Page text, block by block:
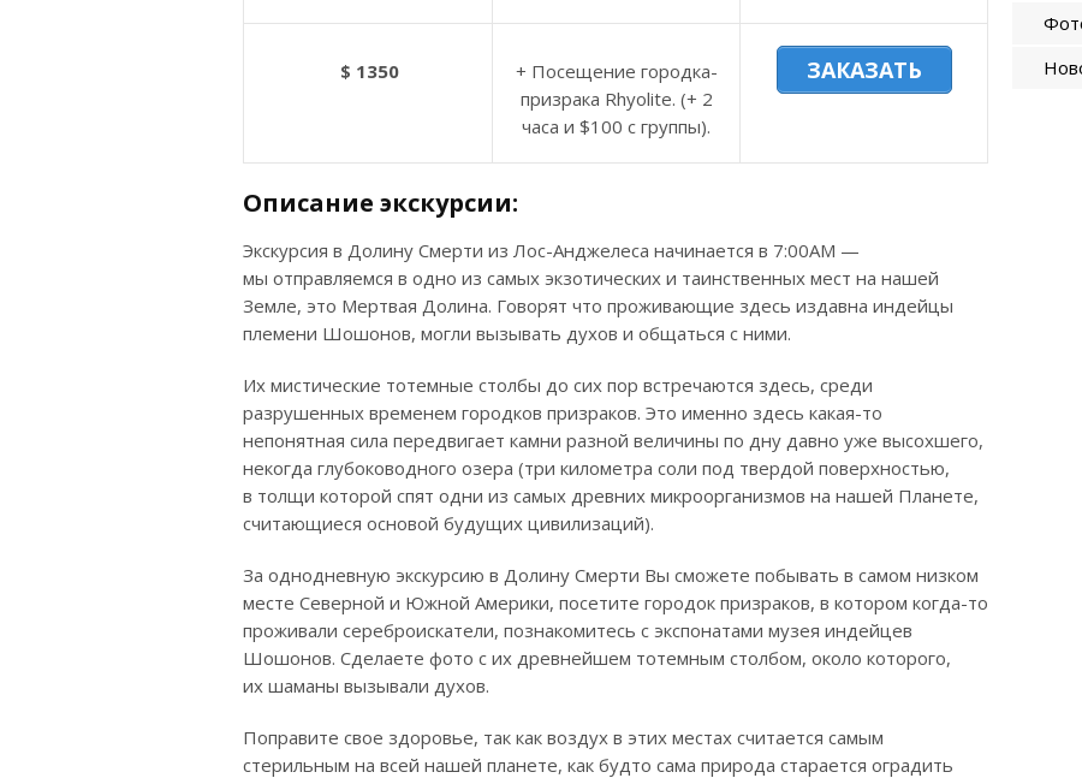
$ 1350
+ Посещение городка-
призрака Rhyolite. (+ 2
часа и $100 с группы).
ЗАКАЗАТЬ
Описание экскурсии:
Экскурсия в Долину Смерти из Лос-Анджелеса начинается в 7:00АМ —
мы отправляемся в одно из самых экзотических и таинственных мест на нашей
Земле, это Мертвая Долина. Говорят что проживающие здесь издавна индейцы
племени Шошонов, могли вызывать духов и общаться с ними.
Их мистические тотемные столбы до сих пор встречаются здесь, среди
разрушенных временем городков призраков. Это именно здесь какая-то
непонятная сила передвигает камни разной величины по дну давно уже высохшего,
некогда глубоководного озера (три километра соли под твердой поверхностью,
в толщи которой спят одни из самых древних микроорганизмов на нашей Планете,
считающиеся основой будущих цивилизаций).
За однодневную экскурсию в Долину Смерти Вы сможете побывать в самом низком
месте Северной и Южной Америки, посетите городок призраков, в котором когда-то
проживали сереброискатели, познакомитесь с экспонатами музея индейцев
Шошонов. Сделаете фото с их древнейшем тотемным столбом, около которого,
их шаманы вызывали духов.
Поправите свое здоровье, так как воздух в этих местах считается самым
стерильным на всей нашей планете, как будто сама природа старается оградить